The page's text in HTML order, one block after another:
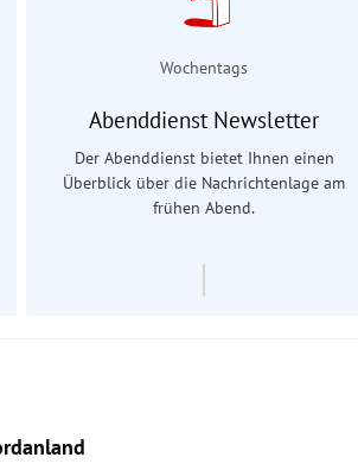
Wochentags
Abenddienst Newsletter
Der Abenddienst bietet Ihnen einen
Überblick über die Nachrichtenlage am
frühen Abend.